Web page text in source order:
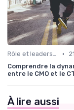
Rôle et leadership du directeur marketing •
Comprendre la
entre le CMO et le
À lire aussi